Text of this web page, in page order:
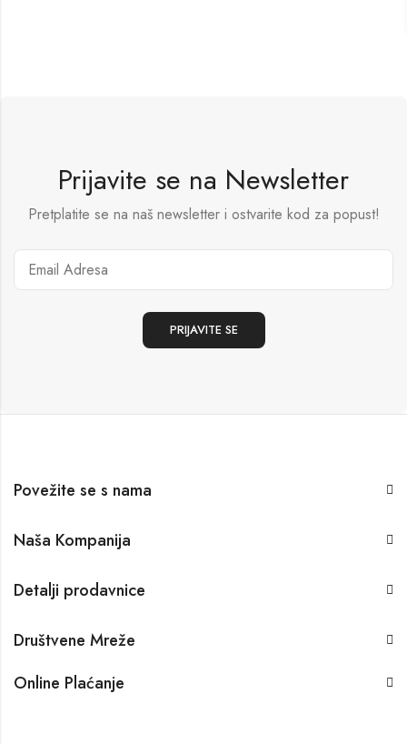
Prijavite se na Newsletter
Pretplatite se na naš newsletter i ostvarite kod za popust!
Povežite se s nama
Naša Kompanija
Detalji prodavnice
Društvene Mreže
Online Plaćanje